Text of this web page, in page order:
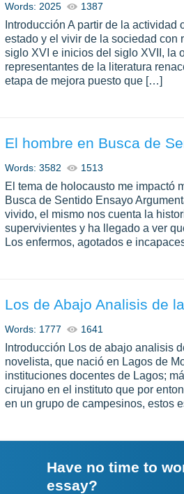
Words: 2025 1387
Introducción A partir de la
estado y el vivir de la sociedad con
siglo XVI e inicios del siglo XVII, la
representantes de la literatura
etapa de mejora puesto que […]
El hombre en Busca de
Words: 3582 1513
El tema de holocausto me impactó
Busca de Sentido Ensayo
vivido, el mismo nos cuenta la
supervivientes y ha llegado a ver
Los enfermos, agotados e
Los de Abajo Analisis de
Words: 1777 1641
Introducción Los de abajo analisis
novelista, que nació en Lagos de
instituciones docentes de Lagos;
cirujano en el instituto que por
en un grupo de campesinos, estos
Have no time to
essay?